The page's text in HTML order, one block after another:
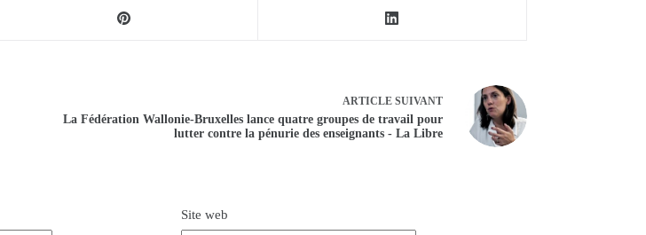
ARTICLESUIVANT
La Fédération Wallonie-Bruxelles lance quatre groupes de travail pour
lutter contre la pénurie des enseignants - La Libre
Site web